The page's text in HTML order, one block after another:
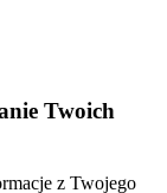
Twoich
z Twojego